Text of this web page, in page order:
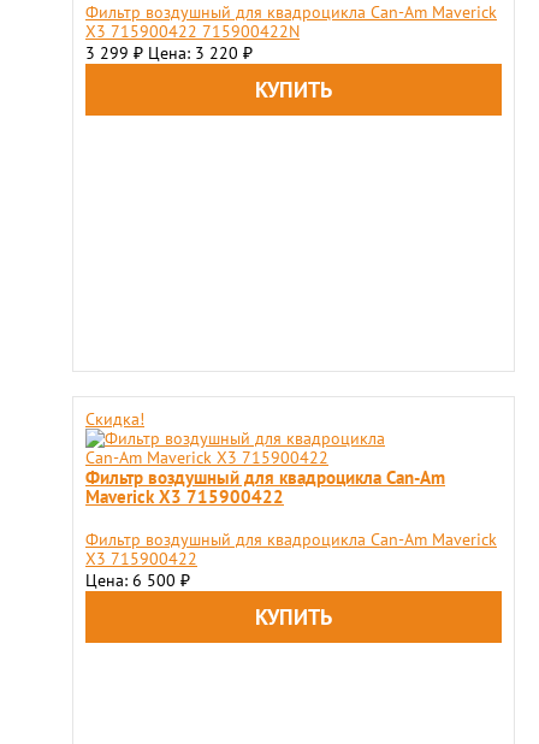
Фильтр воздушный для квадроцикла Can-Am Maverick
X3 715900422 715900422N
3 299 ₽ Цена: 3 220 ₽
Скидка!
Фильтр воздушный для квадроцикла Can-Am
Maverick X3 715900422
Фильтр воздушный для квадроцикла Can-Am Maverick
X3 715900422
Цена: 6 500 ₽